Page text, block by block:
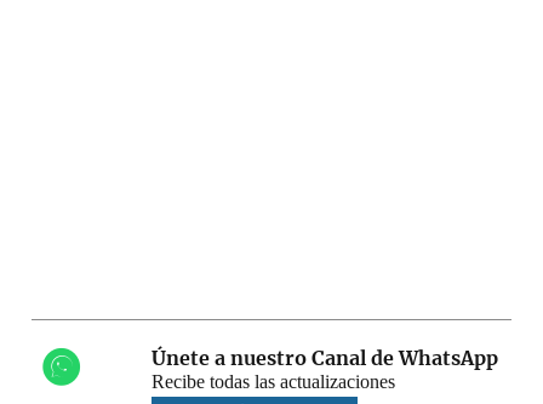
Únete a nuestro Canal de WhatsApp
Recibe todas las actualizaciones